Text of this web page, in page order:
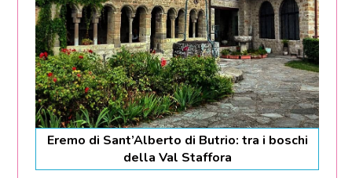
Eremo di Sant’Alberto di Butrio: tra i boschi
della Val Staffora